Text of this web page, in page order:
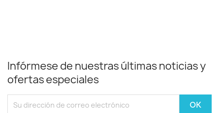
Infórmese de nuestras últimas noticias y
ofertas especiales